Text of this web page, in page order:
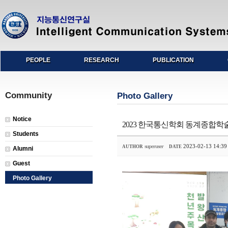
PEOPLE RESEARCH PUBLICATION
Community
Notice
Students
Alumni
Guest
Photo Gallery
Photo Gallery
2023 한국통신학회 동계종합학
AUTHOR superuser DATE 2023-02-13 14:39